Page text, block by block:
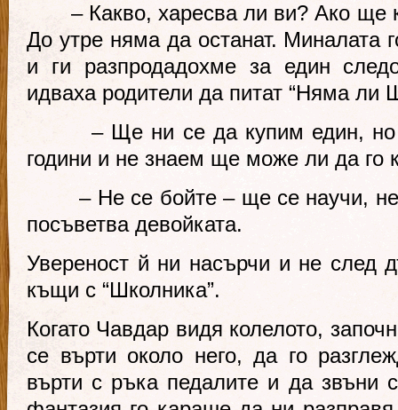
– Какво, харесва ли ви? Ако ще
До утре няма да останат. Миналата
и ги разпродадохме за един
идваха родители да питат “Няма ли
– Ще ни се да купим един, но
години и не знаем ще може ли да го
– Не се бойте – ще се научи, не
посъветва девойката.
Увереност й ни насърчи и не след
къщи с “Школника”.
Когато Чавдар видя колелото,
се върти около него, да го
върти с ръка педалите и да звъни